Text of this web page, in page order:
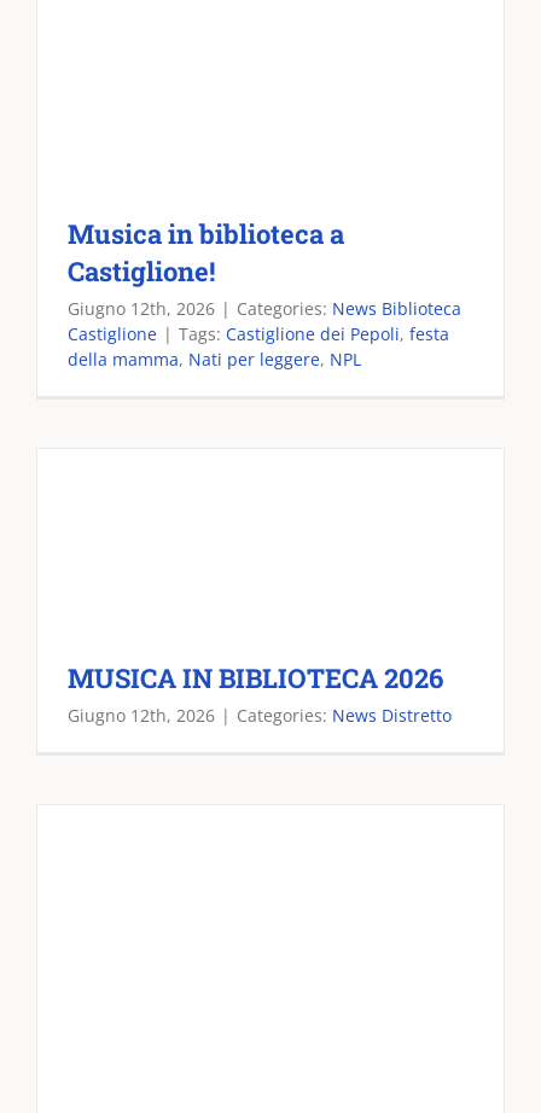
Musica in biblioteca a
Castiglione!
Giugno 12th, 2026 | Categories: News Biblioteca
Castiglione | Tags: Castiglione dei Pepoli, festa
della mamma, Nati per leggere, NPL
MUSICA IN BIBLIOTECA 2026
Giugno 12th, 2026 | Categories: News Distretto